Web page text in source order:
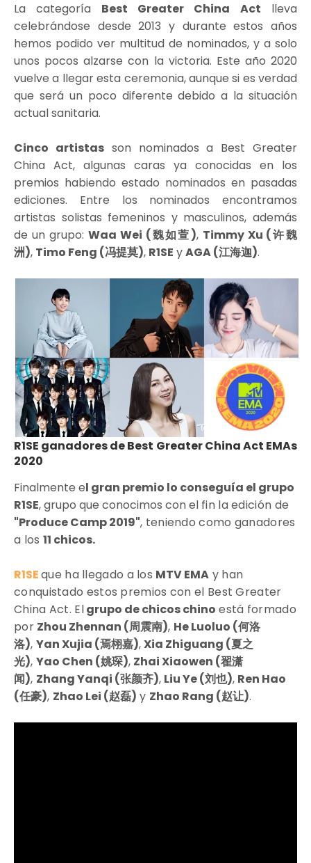
La categoría Best Greater China Act lleva
celebrándose desde 2013 y durante estos años
hemos podido ver multitud de nominados, y a solo
unos pocos alzarse con la victoria. Este año 2020
vuelve a llegar esta ceremonia, aunque si es verdad
que será un poco diferente debido a la situación
actual sanitaria.
Cinco artistasson nominados a Best Greater
China Act, algunas caras ya conocidas en los
premios habiendo estado nominados en pasadas
ediciones. Entre los nominados encontramos
artistas solistas femeninos y masculinos, además
de un grupo: Waa Wei (魏如萱), Timmy Xu (许魏
洲), Timo Feng (冯提莫), R1SE yAGA (江海迦).
R1SE ganadores de Best Greater China Act EMAs
2020
Finalmente el gran premio lo conseguía el grupo
R1SE, grupo que conocimos con el fin la edición de
"Produce Camp 2019", teniendo como ganadores
a los 11 chicos.
R1SEque ha llegado a los MTV EMA y han
conquistado estos premios con el Best Greater
China Act. Elgrupo de chicos chino está formado
por Zhou Zhennan (周震南), He Luoluo (何洛
洛), Yan Xujia (焉栩嘉),Xia Zhiguang (夏之
光), Yao Chen (姚琛), Zhai Xiaowen (翟潇
闻), Zhang Yanqi (张颜齐), Liu Ye (刘也), Ren Hao
(任豪), Zhao Lei (赵磊) y Zhao Rang (赵让).